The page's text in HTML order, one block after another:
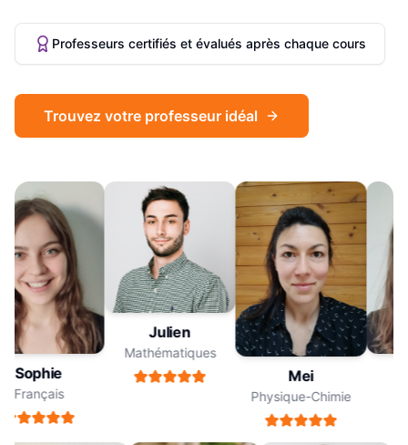
Sophie
Français
Julien
Mathématiques
Mei
Physique-Chimie
Professeurs certifiés et évalués après chaque cours
Trouvez votre professeur idéal